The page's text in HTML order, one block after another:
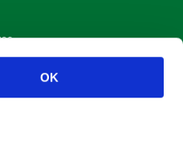
OK